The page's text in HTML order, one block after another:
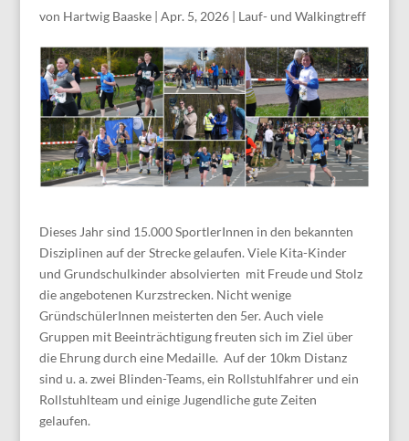
von Hartwig Baaske| Apr. 5, 2026| Lauf- und Walkingtreff
Dieses Jahr sind 15.000 SportlerInnen in den bekannten
Disziplinen auf der Strecke gelaufen. Viele Kita-Kinder
und Grundschulkinder absolvierten mit Freude und Stolz
die angebotenen Kurzstrecken. Nicht wenige
GründschülerInnen meisterten den 5er. Auch viele
Gruppen mit Beeinträchtigung freuten sich im Ziel über
die Ehrung durch eine Medaille. Auf der 10km Distanz
sind u. a. zwei Blinden-Teams, ein Rollstuhlfahrer und ein
Rollstuhlteam und einige Jugendliche gute Zeiten
gelaufen.